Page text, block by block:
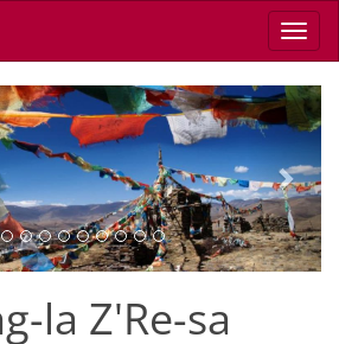
Next
la Z'Re-sa